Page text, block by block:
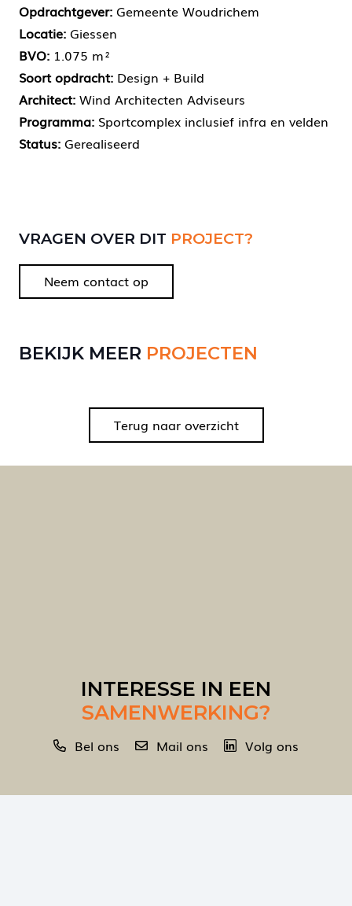
Opdrachtgever: Gemeente Woudrichem
Locatie: Giessen
BVO: 1.075 m²
Soort opdracht: Design + Build
Architect: Wind Architecten Adviseurs
Programma: Sportcomplex inclusief infra en velden
Status: Gerealiseerd
VRAGEN OVER DIT PROJECT?
Neem contact op
BEKIJK MEER PROJECTEN
In uitvoering
Terug naar overzicht
INTERESSE IN EEN
SAMENWERKING?
Bel ons Mail ons Volg ons